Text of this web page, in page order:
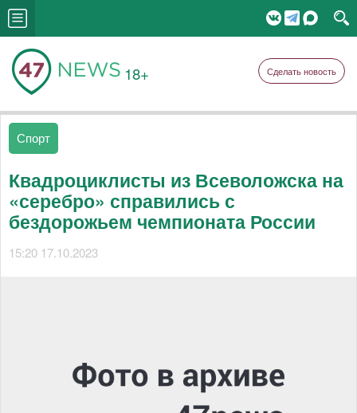
18+ Сделать новость
Спорт
Квадроциклисты из Всеволожска на
«серебро» справились с
бездорожьем чемпионата России
15:20 17.10.2023